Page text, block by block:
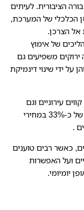
הציבורית. לעיתים
הכלכלי של המערכת,
אל הצרכן.
של אימוץ
ירוקים משפיעים גם
על ידי שינוי דינמיקת
עירוניים וגם
במסלולי רכבת ואוטובוסים, נרשמה עלייה של כ-33% במחירי
.
כאשר רבים טוענים
ועל האפשרות
יומיומי.